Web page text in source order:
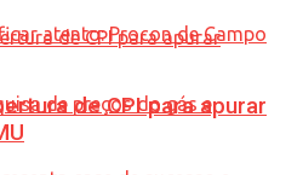
de CPI para apurar